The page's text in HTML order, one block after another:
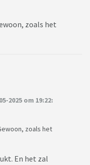
zoals het
2025 om 19:22:
zoals het
En het zal